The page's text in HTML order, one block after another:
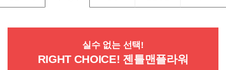
실수 없는 선택!
RIGHT CHOICE! 젠틀맨플라워